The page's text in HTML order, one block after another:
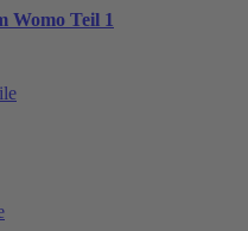
Womo Teil 1